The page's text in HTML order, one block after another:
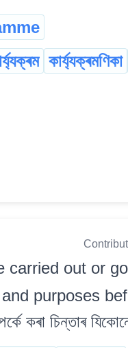
কাৰ্য্যক্ৰমণিকা
carried out or
কৰা চিন্তাৰ